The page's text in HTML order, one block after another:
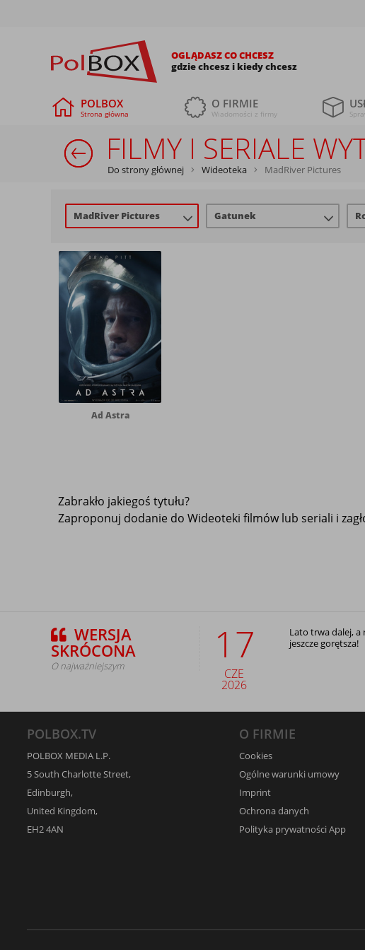
OGLĄDASZ CO CHCESZ
gdzie chcesz i kiedy chcesz
POLBOX
Strona główna
O FIRMIE
Wiadomości z firmy
FILMY I SERIALE
Do strony głównej Wideoteka MadRiver Pictures
MadRiver Pictures Gatunek
Ad Astra
Zabrakło jakiegoś tytułu?
Zaproponuj dodanie do Wideoteki filmów lub seriali i
WERSJA
SKRÓCONA
O najważniejszym 17
CZE
2026
Lato trwa dalej, a
jeszcze gorętsza!
POLBOX.TV
POLBOX MEDIA L.P.
5 South Charlotte Street,
Edinburgh,
United Kingdom,
EH2 4AN
O FIRMIE
Cookies
Ogólne warunki umowy
Imprint
Ochrona danych
Polityka prywatności App